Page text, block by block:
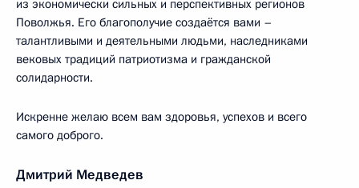
из экономически сильных и перспективных регионов
Поволжья. Его благополучие создаётся вами –
талантливыми и деятельными людьми, наследниками
вековых традиций патриотизма и гражданской
солидарности.
Искренне желаю всем вам здоровья, успехов и всего
самого доброго.
Дмитрий Медведев